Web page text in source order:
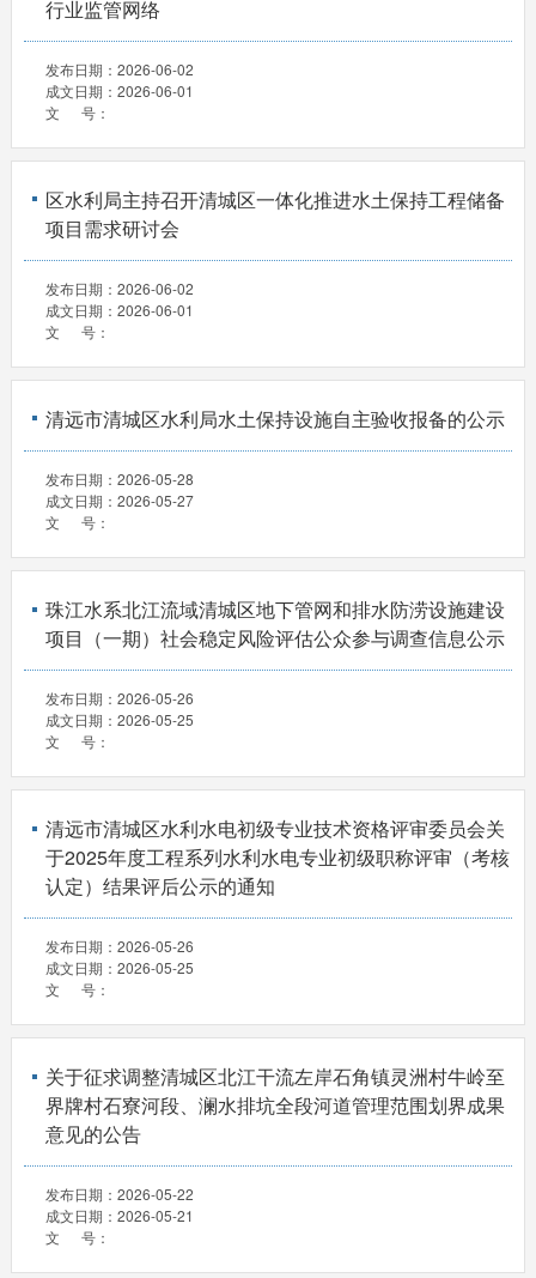
行业监管网络
发布日期： 2026-06-02
成文日期： 2026-06-01
文 号：
区水利局主持召开清城区一体化推进水土保持工程储备
项目需求研讨会
发布日期： 2026-06-02
成文日期： 2026-06-01
文 号：
清远市清城区水利局水土保持设施自主验收报备的公示
发布日期： 2026-05-28
成文日期： 2026-05-27
文 号：
珠江水系北江流域清城区地下管网和排水防涝设施建设
项目（一期）社会稳定风险评估公众参与调查信息公示
发布日期： 2026-05-26
成文日期： 2026-05-25
文 号：
清远市清城区水利水电初级专业技术资格评审委员会关
于2025年度工程系列水利水电专业初级职称评审（考核
认定）结果评后公示的通知
发布日期： 2026-05-26
成文日期： 2026-05-25
文 号：
关于征求调整清城区北江干流左岸石角镇灵洲村牛岭至
界牌村石寮河段、澜水排坑全段河道管理范围划界成果
意见的公告
发布日期： 2026-05-22
成文日期： 2026-05-21
文 号：